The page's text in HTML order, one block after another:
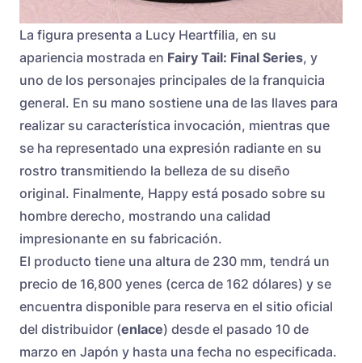
La figura presenta a Lucy Heartfilia, en su
apariencia mostrada en Fairy Tail: Final Series, y
uno de los personajes principales de la franquicia
general. En su mano sostiene una de las llaves para
realizar su característica invocación, mientras que
se ha representado una expresión radiante en su
rostro transmitiendo la belleza de su diseño
original. Finalmente, Happy está posado sobre su
hombre derecho, mostrando una calidad
impresionante en su fabricación.
El producto tiene una altura de 230 mm, tendrá un
precio de 16,800 yenes (cerca de 162 dólares) y se
encuentra disponible para reserva en el sitio oficial
del distribuidor (enlace) desde el pasado 10 de
marzo en Japón y hasta una fecha no especificada.